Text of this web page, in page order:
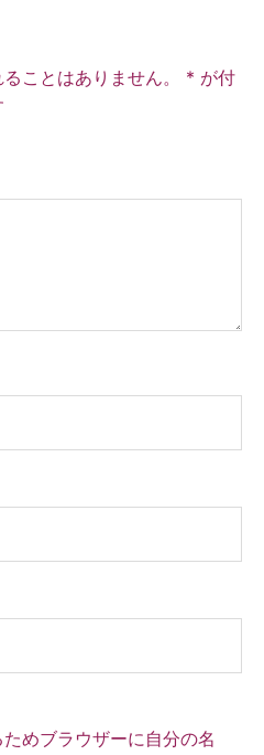
ことはありません。 * が付
めブラウザーに自分の名